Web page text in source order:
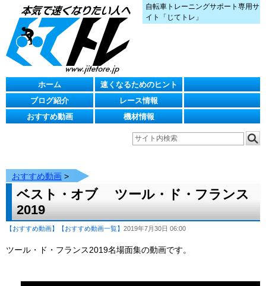
自転車トレーニングサポート専用サ
イト「じてトレ」
ホーム
速くなるためのヒント
ブログ紹介
レース情報
おすすめ動画
機材情報
おすすめ動画 >
ベスト・オブ ツール・ド・フランス
2019
【おすすめ動画】 【おすすめ動画一覧】 2019年7月30日 06:00
ツール・ド・フランス2019名場面集の動画です。